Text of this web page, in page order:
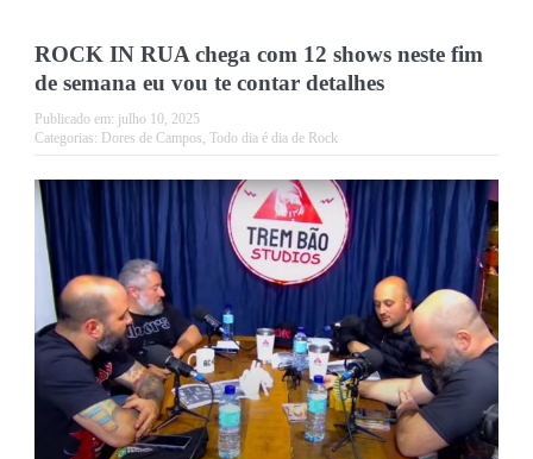
ROCK IN RUA chega com 12 shows neste fim
de semana eu vou te contar detalhes
Publicado em: julho 10, 2025
Categorias: Dores de Campos Todo dia é dia de Rock